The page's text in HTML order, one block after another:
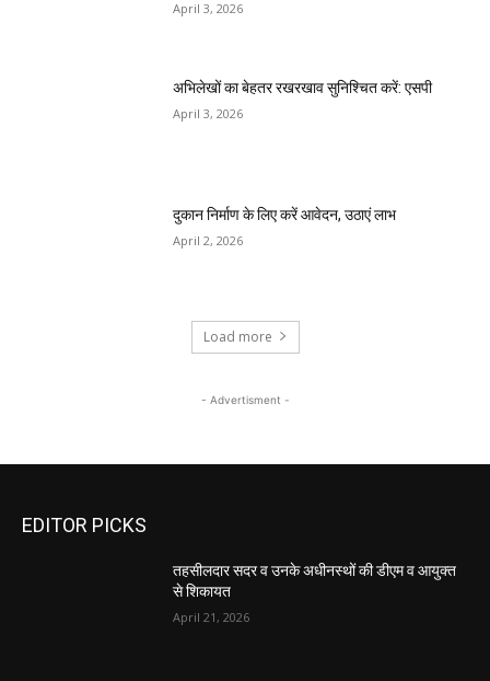
April 3, 2026
अभिलेखों का बेहतर रखरखाव सुनिश्चित करें: एसपी
April 3, 2026
दुकान निर्माण के लिए करें आवेदन, उठाएं लाभ
April 2, 2026
Load more
- Advertisment -
EDITOR PICKS
तहसीलदार सदर व उनके अधीनस्थों की डीएम व आयुक्त
से शिकायत
April 21, 2026